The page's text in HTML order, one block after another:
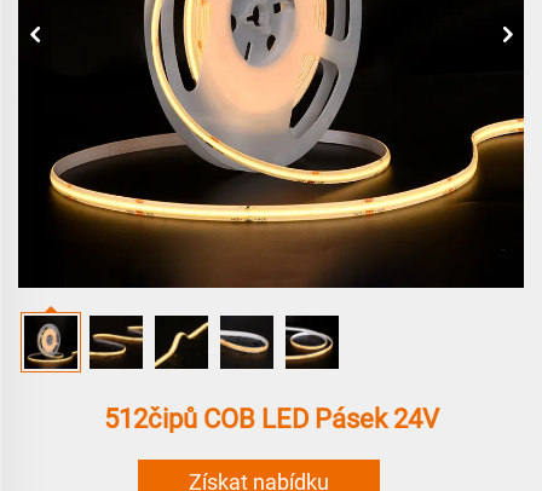
512čipů COB LED Pásek 24V
Získat nabídku